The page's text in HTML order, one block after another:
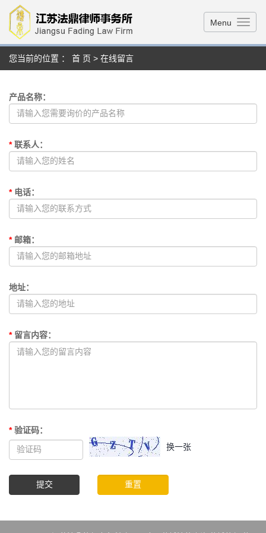
Menu
您当前的位置 ： 首 页 > 在线留言
产品名称：
* 联系人：
* 电话：
* 邮箱：
地址：
* 留言内容：
* 验证码：
换一张